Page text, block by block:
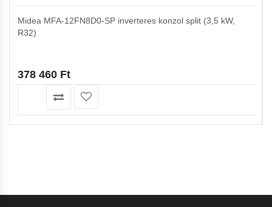
Midea MFA-12FN8D0-SP inverteres konzol split (3,5 kW,
R32)
378 460 Ft